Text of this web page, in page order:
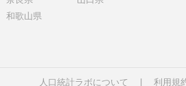
和歌山県
人口統計ラボについて 利用規